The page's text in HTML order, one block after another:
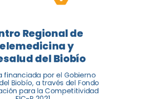
Regional de
y Telesalud del
el balance de
acercando la salud
los habitantes...
Regional de
y
del Biobío
financiada por el Gobierno
Biobío, a través del Fondo
para la Competitividad